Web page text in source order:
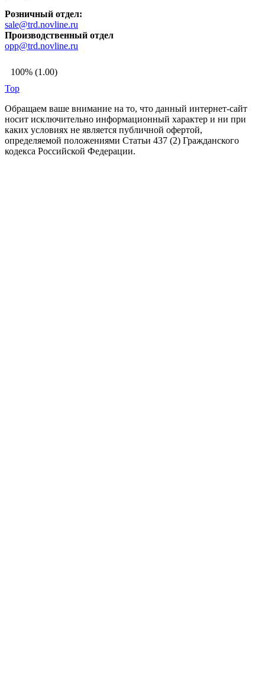
Розничный отдел:
sale@trd.novline.ru
Производственный отдел
opp@trd.novline.ru
100% (1.00)
Top
Обращаем ваше внимание на то, что данный интернет-сайт
носит исключительно информационный характер и ни при
каких условиях не является публичной офертой,
определяемой положениями Статьи 437 (2) Гражданского
кодекса Российской Федерации.